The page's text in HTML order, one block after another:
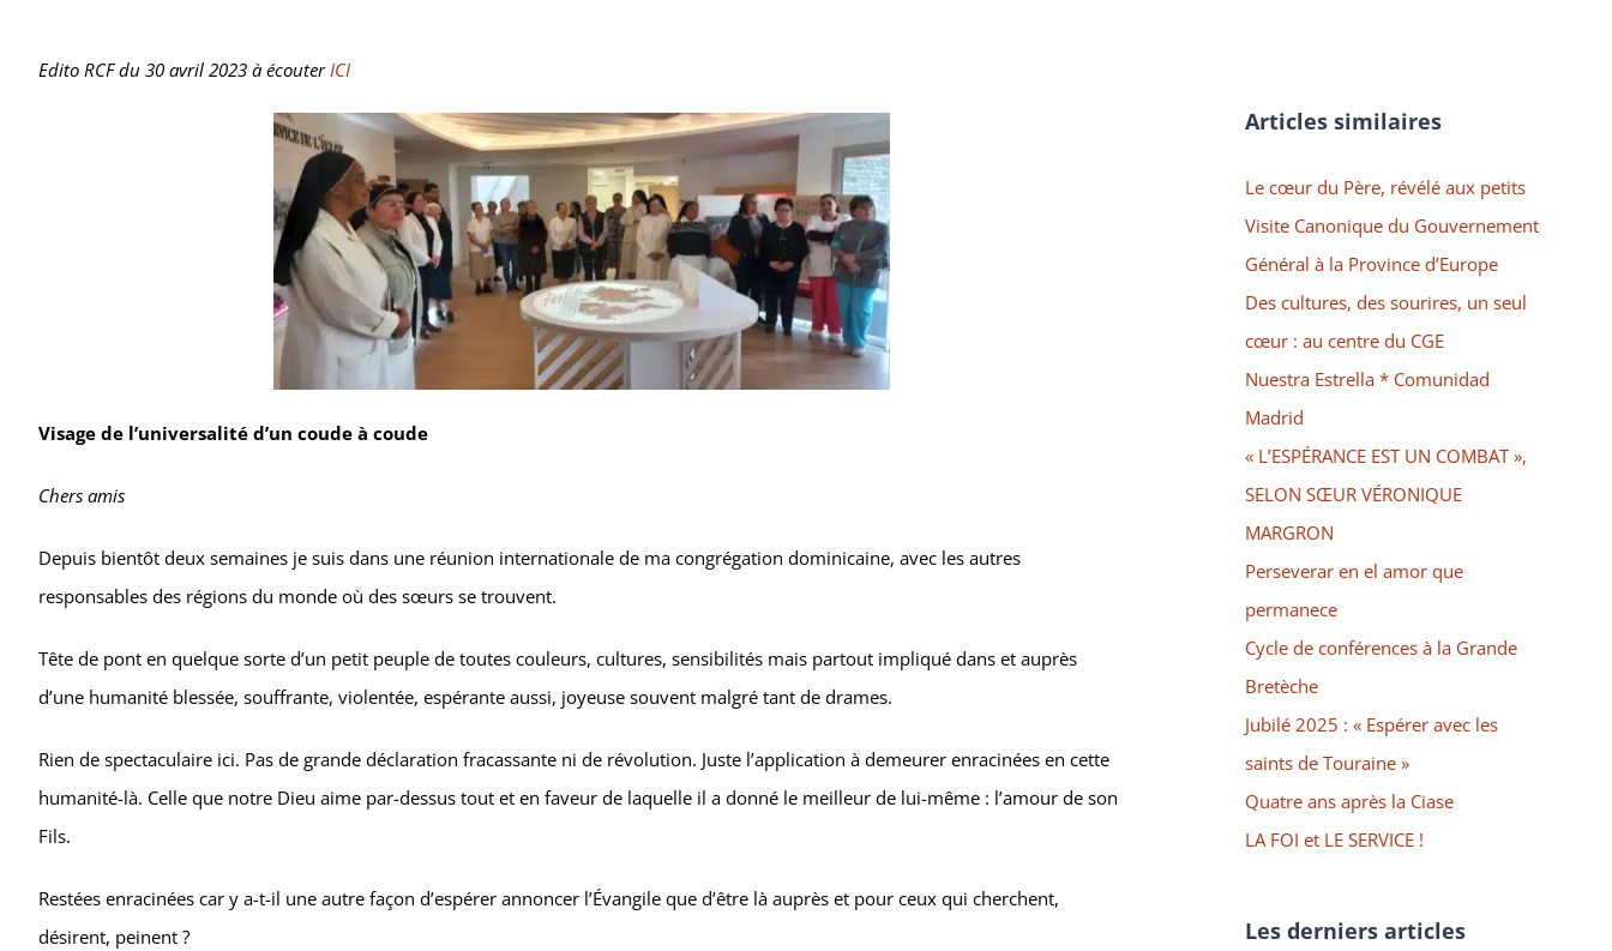
Edito RCF du 30 avril 2023 à écouterICI
Visage de l’universalité d’un coude à coude
Chers amis
Depuis bientôt deux semaines je suis dans une réunion internationale de ma congrégation dominicaine, avec les autres
responsables des régions du monde où des sœurs se trouvent.
Tête de pont en quelque sorte d’un petit peuple de toutes couleurs, cultures, sensibilités mais partout impliqué dans et auprès
d’une humanité blessée, souffrante, violentée, espérante aussi, joyeuse souvent malgré tant de drames.
Rien de spectaculaire ici. Pas de grande déclaration fracassante ni de révolution. Juste l’application à demeurer enracinées en cette
humanité-là. Celle que notre Dieu aime par-dessus tout et en faveur de laquelle il a donné le meilleur de lui-même : l’amour de son
Fils.
Restées enracinées car y a-t-il une autre façon d’espérer annoncer l’Évangile que d’être là auprès et pour ceux qui cherchent,
désirent, peinent ?
Articles similaires
Le cœur du Père, révélé aux petits
Visite Canonique du Gouvernement
Général à la Province d’Europe
Des cultures, des sourires, un seul
cœur : au centre du CGE
Nuestra Estrella * Comunidad
Madrid
« L’ESPÉRANCE EST UN COMBAT »,
SELON SŒUR VÉRONIQUE
MARGRON
Perseverar en el amor que
permanece
Cycle de conférences à la Grande
Bretèche
Jubilé 2025 : « Espérer avec les
saints de Touraine »
Quatre ans après la Ciase
LA FOI et LE SERVICE !
Les derniers articles